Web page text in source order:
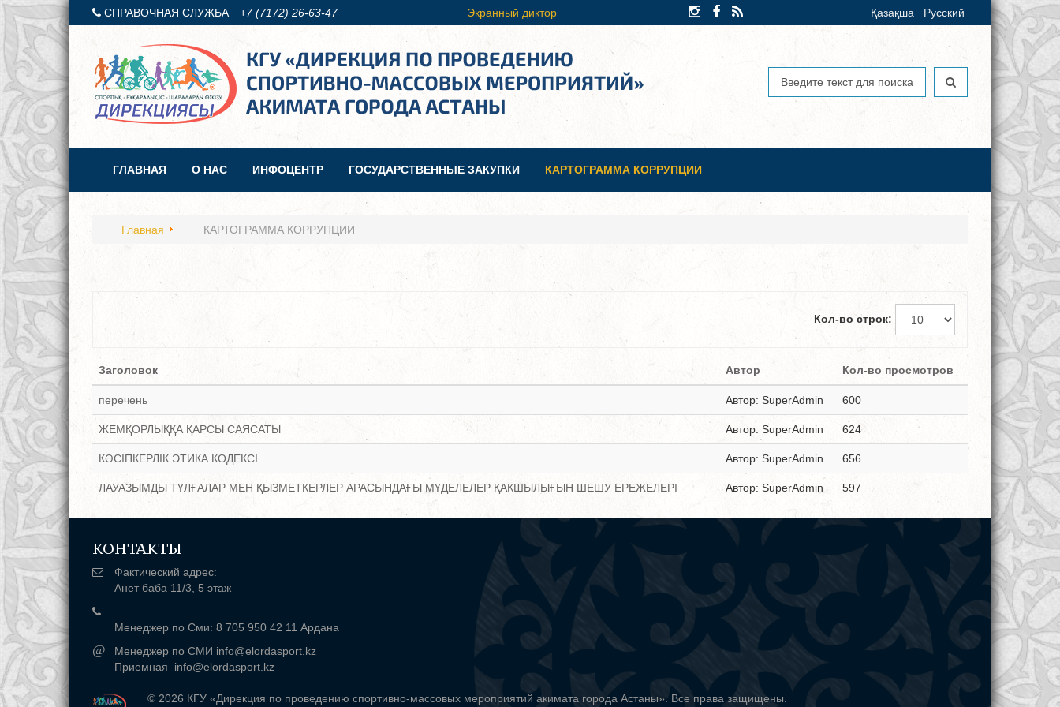
СПРАВОЧНАЯ СЛУЖБА +7 (7172) 26-63-47 Экранный диктор Қазақша Русский
ГЛАВНАЯ О НАС ИНФОЦЕНТР ГОСУДАРСТВЕННЫЕ ЗАКУПКИ КАРТОГРАММА КОРРУПЦИИ
Главная КАРТОГРАММА КОРРУПЦИИ
Кол-во строк:
Заголовок Автор Кол-во просмотров
перечень Автор: SuperAdmin 600
ЖЕМҚОРЛЫҚҚА ҚАРСЫ САЯСАТЫ Автор: SuperAdmin 624
КӘСІПКЕРЛІК ЭТИКА КОДЕКСІ Автор: SuperAdmin 656
ЛАУАЗЫМДЫ ТҰЛҒАЛАР МЕН ҚЫЗМЕТКЕРЛЕР АРАСЫНДАҒЫ МҮДЕЛЕЛЕР ҚАКШЫЛЫҒЫН ШЕШУ ЕРЕЖЕЛЕРІ Автор: SuperAdmin 597
КОНТАКТЫ
Фактический адрес:
Анет баба 11/3, 5 этаж
Менеджер по Сми: 8 705 950 42 11 Ардана
@
Менеджер по СМИ info@elordasport.kz
Приемная info@elordasport.kz
© 2026 КГУ «Дирекция по проведению спортивно-массовых мероприятий акимата города Астаны». Все права защищены.